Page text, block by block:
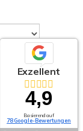
Exzellent
4,9
Basierend auf
78 Google-Bewertungen